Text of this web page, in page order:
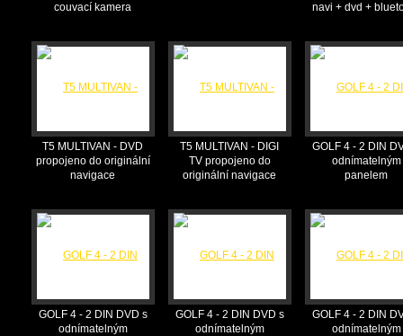
couvací kamera
navi + dvd +
T5 MULTIVAN - DVD
propojeno do originální
navigace
T5 MULTIVAN - DIGI
TV propojeno do
originální navigace
GOLF 4 - 2 DIN
odnímatelným
panelem
GOLF 4 - 2 DIN DVD s
odnímatelným
GOLF 4 - 2 DIN DVD s
odnímatelným
GOLF 4 - 2 DIN
odnímatelným